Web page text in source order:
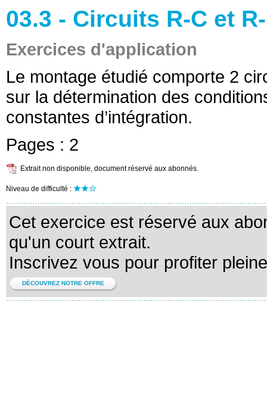
03.3 - Circuits R-C et
Exercices d'application
Le montage étudié comporte 2
sur la détermination des
constantes d’intégration.
Pages : 2
Extrait non disponible, document réservé aux abonnés.
Niveau de difficulté :
Cet exercice est réservé aux
qu'un court extrait.
Inscrivez vous pour profiter
DÉCOUVREZ NOTRE OFFRE